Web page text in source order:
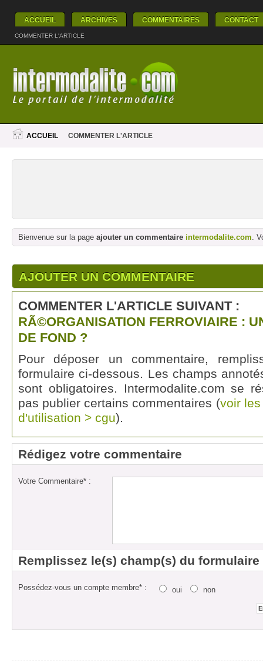
ACCUEIL ARCHIVES COMMENTAIRES CONTACT
COMMENTER L'ARTICLE
ACCUEIL COMMENTER L'ARTICLE
Bienvenue sur la page ajouter un commentaire intermodalite.com.
AJOUTER UN COMMENTAIRE
COMMENTER L'ARTICLE SUIVANT :
RÃ©ORGANISATION FERROVIAIRE :
DE FOND ?
Pour déposer un commentaire,
formulaire ci-dessous. Les champs
sont obligatoires. Intermodalite.com se
pas publier certains commentaires (voir
d'utilisation > cgu).
Rédigez votre commentaire
Votre Commentaire* :
Remplissez le(s) champ(s) du formulaire
Possédez-vous un compte membre* : oui non